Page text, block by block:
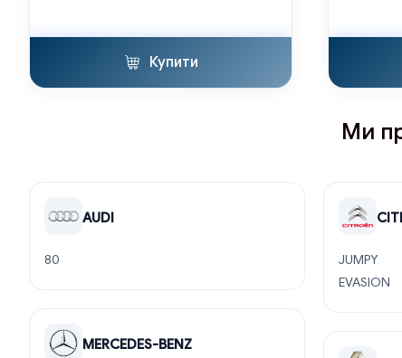
Купити
Ми
AUDI
80
JUMPY
EVASION
MERCEDES-BENZ